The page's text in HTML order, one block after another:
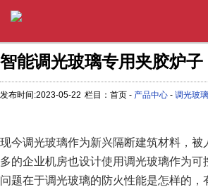
智能调光玻璃专用夹胶炉子
发布时间:2023-05-22 栏目：首页 - 产品中心 - 调光玻璃
现今调光玻璃作为新兴隔断建筑材料，被
多的企业机房也设计使用调光玻璃作为可
问题在于调光玻璃的防火性能是怎样的，